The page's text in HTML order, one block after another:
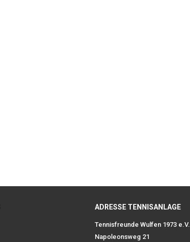
ADRESSE TENNISANLAGE
Tennisfreunde Wulfen 1973 e.V.
Napoleonsweg 21